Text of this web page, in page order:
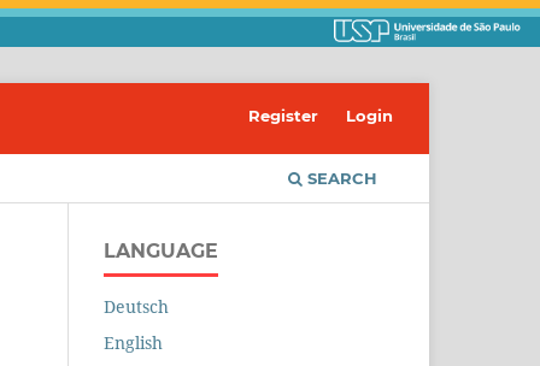
SEARCH
Register Login
LANGUAGE
Deutsch
English